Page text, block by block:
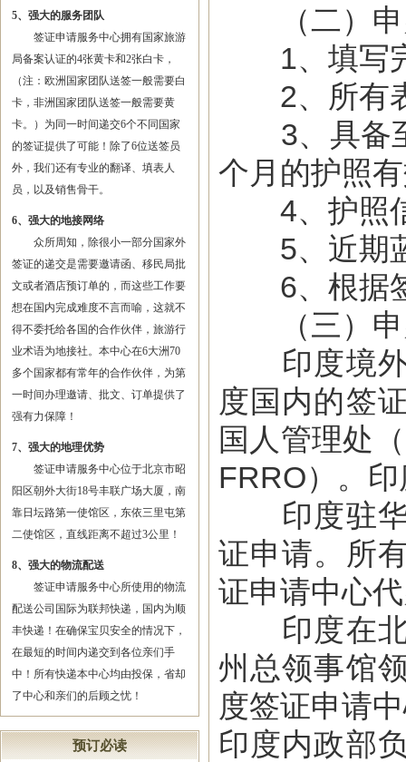
5、强大的服务团队
签证申请服务中心拥有国家旅游
局备案认证的4张黄卡和2张白卡，
（注：欧洲国家团队送签一般需要白
卡，非洲国家团队送签一般需要黄
卡。）为同一时间递交6个不同国家
的签证提供了可能！除了6位送签员
外，我们还有专业的翻译、填表人
员，以及销售骨干。
6、强大的地接网络
众所周知，除很小一部分国家外
签证的递交是需要邀请函、移民局批
文或者酒店预订单的，而这些工作要
想在国内完成难度不言而喻，这就不
得不委托给各国的合作伙伴，旅游行
业术语为地接社。本中心在6大洲70
多个国家都有常年的合作伙伴，为第
一时间办理邀请、批文、订单提供了
强有力保障！
7、强大的地理优势
签证申请服务中心位于北京市昭
阳区朝外大街18号丰联广场大厦，南
靠日坛路第一使馆区，东依三里屯第
二使馆区，直线距离不超过3公里！
8、强大的物流配送
签证申请服务中心所使用的物流
配送公司国际为联邦快递，国内为顺
丰快递！在确保宝贝安全的情况下，
在最短的时间内递交到各位亲们手
中！所有快递本中心均由投保，省却
了中心和亲们的后顾之忧！
预订必读
（二）申
1、填写完
2、所有表
3、具备至
个月的护照
4、护照信
5、近期蓝
6、根据签
（三）申
印度境外
度国内的签
国人管理处
FRRO）。
印度驻华
证申请。所
证申请中心
印度在北
州总领事馆
度签证申请
印度内政部